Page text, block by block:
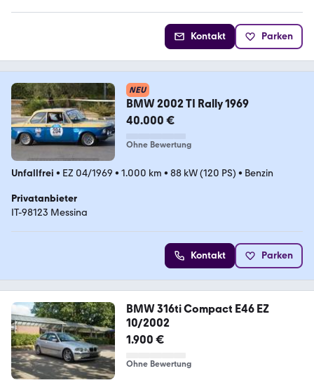
Kontakt Parken
NEU
BMW 2002 TI Rally 1969
40.000 €
Ohne Bewertung
Unfallfrei • EZ 04/1969 • 1.000 km • 88 kW (120 PS) • Benzin
Privatanbieter
IT-98123 Messina
Kontakt Parken
BMW 316ti Compact E46 EZ
10/2002
1.900 €
Ohne Bewertung